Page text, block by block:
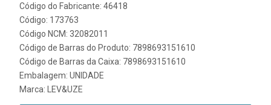
Código do Fabricante: 46418
Código: 173763
Código NCM: 32082011
Código de Barras do Produto: 7898693151610
Código de Barras da Caixa: 7898693151610
Embalagem: UNIDADE
Marca:
LEV&UZE